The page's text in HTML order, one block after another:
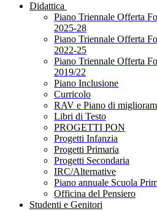
Didattica
Piano Triennale Offerta
2025-28
Piano Triennale Offerta
2022-25
Piano Triennale Offerta
2019/22
Piano Inclusione
Curricolo
RAV e Piano di
Libri di Testo
PROGETTI PON
Progetti Infanzia
Progetti Primaria
Progetti Secondaria
IRC/Alternative
Piano annuale Scuola
Officina del Pensiero
Studenti e Genitori